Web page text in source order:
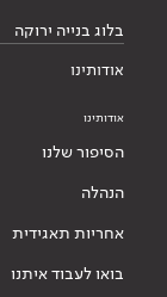
בלוג בנייה ירוקה
אודותינו
אודותינו
הסיפור שלנו
הנהלה
אחריות תאגידית
בואו לעבוד איתנו